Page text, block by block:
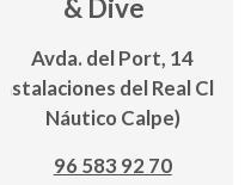
& Dive
Avda. del Port, 14
(Instalaciones del Real Club
Náutico Calpe)
96 583 92 70